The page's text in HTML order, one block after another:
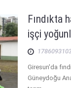
Fındıkta
işçi
Giresun'da
Güneydoğu